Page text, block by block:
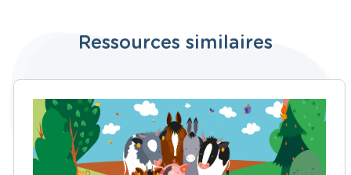
Ressources similaires